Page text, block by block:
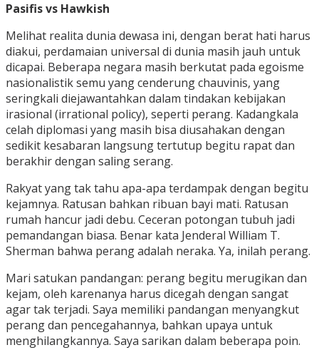
Pasifis vs Hawkish
Melihat realita dunia dewasa ini, dengan berat hati harus
diakui, perdamaian universal di dunia masih jauh untuk
dicapai. Beberapa negara masih berkutat pada egoisme
nasionalistik semu yang cenderung chauvinis, yang
seringkali diejawantahkan dalam tindakan kebijakan
irasional (irrational policy), seperti perang. Kadangkala
celah diplomasi yang masih bisa diusahakan dengan
sedikit kesabaran langsung tertutup begitu rapat dan
berakhir dengan saling serang.
Rakyat yang tak tahu apa-apa terdampak dengan begitu
kejamnya. Ratusan bahkan ribuan bayi mati. Ratusan
rumah hancur jadi debu. Ceceran potongan tubuh jadi
pemandangan biasa. Benar kata Jenderal William T.
Sherman bahwa perang adalah neraka. Ya, inilah perang.
Mari satukan pandangan: perang begitu merugikan dan
kejam, oleh karenanya harus dicegah dengan sangat
agar tak terjadi. Saya memiliki pandangan menyangkut
perang dan pencegahannya, bahkan upaya untuk
menghilangkannya. Saya sarikan dalam beberapa poin.